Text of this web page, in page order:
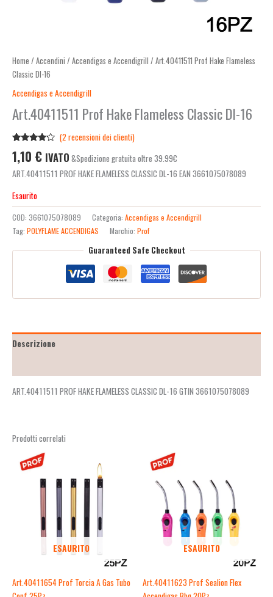
Home / Accendini / Accendigas e Accendigrill / Art.40411511 Prof Hake Flameless
Classic Dl-16
Accendigas e Accendigrill
Art.40411511 Prof Hake Flameless Classic Dl-16
4.00
su
5 su
base di
(2 recensioni dei clienti)
1,10 € IVATO &Spedizione gratuita oltre 39.99€
ART.40411511 PROF HAKE FLAMELESS CLASSIC DL-16 EAN 3661075078089
Esaurito
COD: 3661075078089 Categoria: Accendigas e Accendigrill
Tag: POLYFLAME ACCENDIGAS Marchio: Prof
Guaranteed Safe Checkout
Descrizione
ART.40411511 PROF HAKE FLAMELESS CLASSIC DL-16 GTIN 3661075078089
Prodotti correlati
ESAURITO
Art.40411654 Prof Torcia A Gas Tubo
ESAURITO
Art.40411623 Prof Sealion Flex